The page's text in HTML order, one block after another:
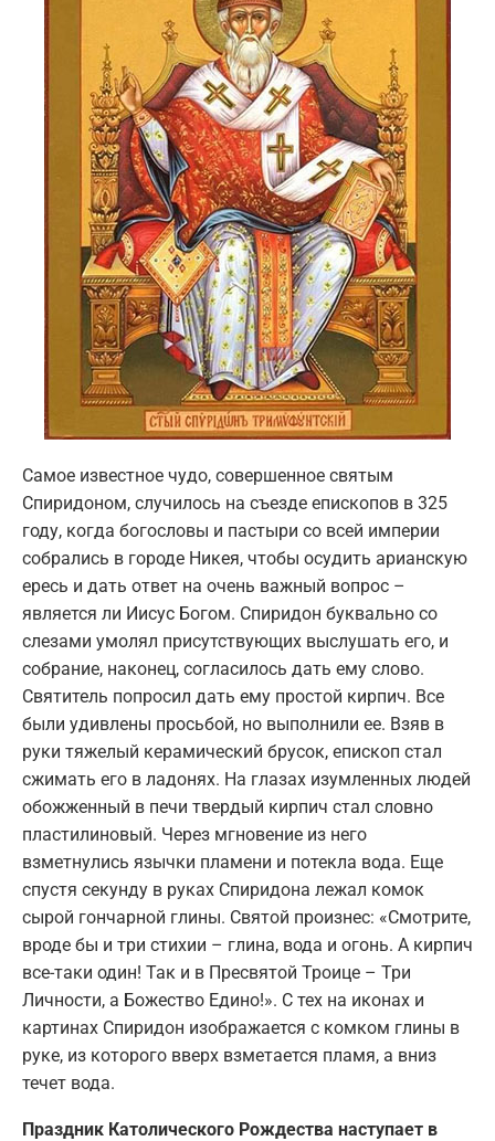
Самое известное чудо, совершенное святым
Спиридоном, случилось на съезде епископов в 325
году, когда богословы и пастыри со всей империи
собрались в городе Никея, чтобы осудить арианскую
ересь и дать ответ на очень важный вопрос –
является ли Иисус Богом. Спиридон буквально со
слезами умолял присутствующих выслушать его, и
собрание, наконец, согласилось дать ему слово.
Святитель попросил дать ему простой кирпич. Все
были удивлены просьбой, но выполнили ее. Взяв в
руки тяжелый керамический брусок, епископ стал
сжимать его в ладонях. На глазах изумленных людей
обожженный в печи твердый кирпич стал словно
пластилиновый. Через мгновение из него
взметнулись язычки пламени и потекла вода. Еще
спустя секунду в руках Спиридона лежал комок
сырой гончарной глины. Святой произнес: «Смотрите,
вроде бы и три стихии – глина, вода и огонь. А кирпич
все-таки один! Так и в Пресвятой Троице – Три
Личности, а Божество Едино!». С тех на иконах и
картинах Спиридон изображается с комком глины в
руке, из которого вверх взметается пламя, а вниз
течет вода.
Праздник Католического Рождества наступает в